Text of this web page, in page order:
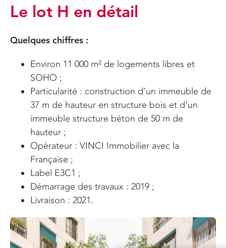
Le lot H en détail
Quelques chiffres :
Environ 11 000 m² de logements libres et
SOHO ;
Particularité : construction d’un immeuble de
37 m de hauteur en structure bois et d’un
immeuble structure béton de 50 m de
hauteur ;
Opérateur : VINCI Immobilier avec la
Française ;
Label E3C1 ;
Démarrage des travaux : 2019 ;
Livraison : 2021.